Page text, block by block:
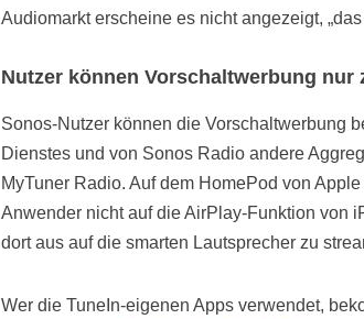
Audiomarkt erscheine es nicht angezeigt,
Nutzer können Vorschaltwerbung nur
Sonos-Nutzer können die Vorschaltwerbung
Dienstes und von Sonos Radio andere
MyTuner Radio. Auf dem HomePod von
Anwender nicht auf die AirPlay-Funktion von
dort aus auf die smarten Lautsprecher zu
Wer die TuneIn-eigenen Apps verwendet,